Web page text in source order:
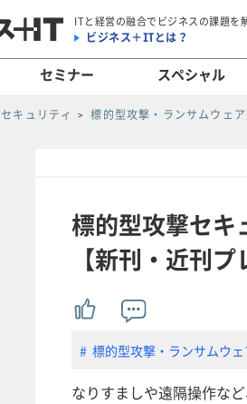
ITと経営の融合でビジネスの課題を
ビジネス＋ITとは？
セミナー スペシャル
セキュリティ 標的型攻撃・ランサムウェ
標的型攻撃セキ
【新刊・近刊プ
標的型攻撃・ランサムウ
なりすましや遠隔操作な